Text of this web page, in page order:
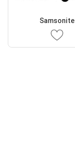
Samsonite